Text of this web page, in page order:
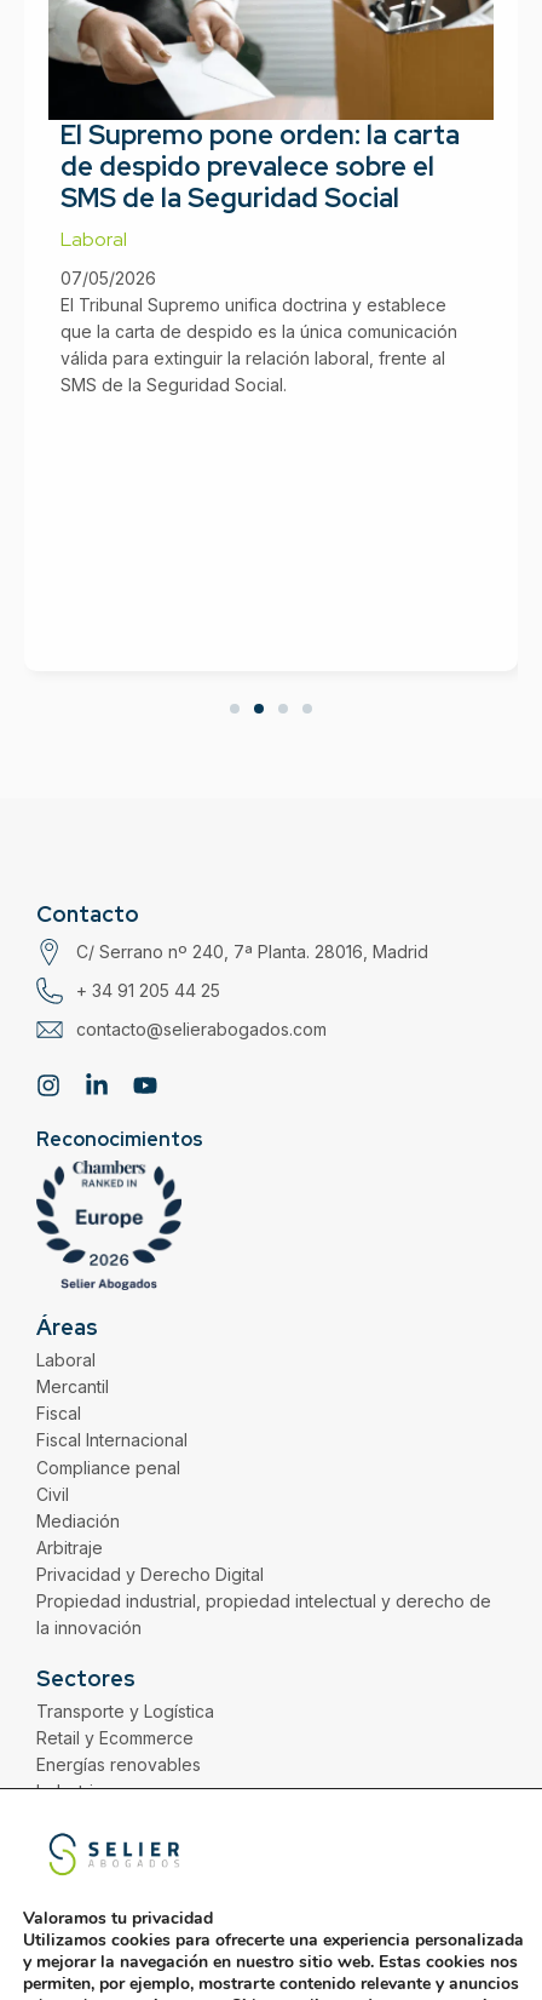
El Supremo pone orden: la carta
de despido prevalece sobre el
SMS de la Seguridad Social
Laboral
07/05/2026
El Tribunal Supremo unifica doctrina y establece
que la carta de despido es la única comunicación
válida para extinguir la relación laboral, frente al
SMS de la Seguridad Social.
Contacto
C/ Serrano nº 240, 7ª Planta. 28016, Madrid
+ 34 91 205 44 25
contacto@selierabogados.com
Reconocimientos
Áreas
Laboral
Mercantil
Fiscal
Fiscal Internacional
Compliance penal
Civil
Mediación
Arbitraje
Privacidad y Derecho Digital
Propiedad industrial, propiedad intelectual y derecho de
la innovación
Sectores
Transporte y Logística
Retail y Ecommerce
Energías renovables
Industria
Servicios
Financiero
Valoramos tu privacidad
Utilizamos cookies para ofrecerte una experiencia personalizada
y mejorar la navegación en nuestro sitio web. Estas cookies nos
permiten, por ejemplo, mostrarte contenido relevante y anuncios